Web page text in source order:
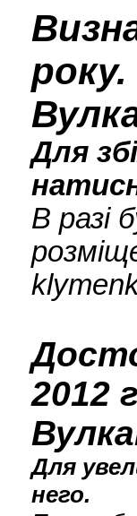
року.
Для
В разі
2012
Для
него.